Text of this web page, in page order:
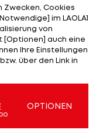
Zwecken, Cookies
im LAOLA1
von
[Optionen] auch eine
Ihre Einstellungen
über den Link in
OPTIONEN